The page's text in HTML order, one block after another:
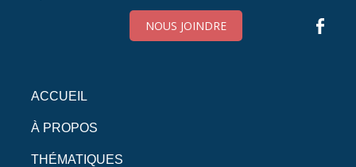
NOUS JOINDRE
ACCUEIL
À PROPOS
THÉMATIQUES